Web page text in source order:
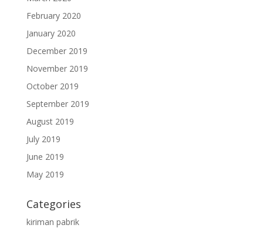
February 2020
January 2020
December 2019
November 2019
October 2019
September 2019
August 2019
July 2019
June 2019
May 2019
Categories
kiriman pabrik